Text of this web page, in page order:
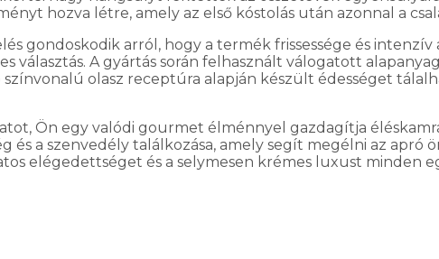
hozva létre, amely az első kóstolás után azonnal a
gondoskodik arról, hogy a termék frissessége és
választás. A gyártás során felhasznált válogatott
olasz receptúra alapján készült édességet
Ön egy valódi gourmet élménnyel gazdagítja
és a szenvedély találkozása, amely segít megélni az
elégedettséget és a selymesen krémes luxust minden